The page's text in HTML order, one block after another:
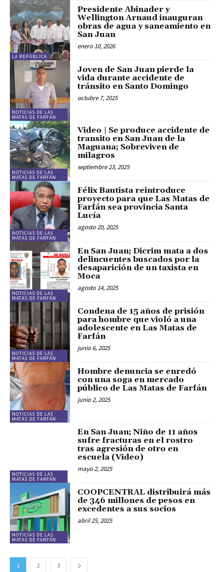
LA REPÚBLICA
Presidente Abinader y
Wellington Arnaud inauguran
obras de agua y saneamiento en
San Juan
enero 10, 2026
NOTICIAS DE LAS
MATAS DE FARFÁN
Joven de San Juan pierde la
vida durante accidente de
tránsito en Santo Domingo
octubre 7, 2025
NOTICIAS DE LAS
MATAS DE FARFÁN
Video | Se produce accidente de
transito en San Juan de la
Maguana; Sobreviven de
milagros
septiembre 23, 2025
NOTICIAS DE LAS
MATAS DE FARFÁN
Félix Bautista reintroduce
proyecto para que Las Matas de
Farfán sea provincia Santa
Lucía
agosto 20, 2025
NOTICIAS DE LAS
MATAS DE FARFÁN
En San Juan; Dicrim mata a dos
delincuentes buscados por la
desaparición de un taxista en
Moca
agosto 14, 2025
NOTICIAS DE LAS
MATAS DE FARFÁN
Condena de 15 años de prisión
para hombre que violó a una
adolescente en Las Matas de
Farfán
junio 6, 2025
NOTICIAS DE LAS
MATAS DE FARFÁN
Hombre denuncia se enredó
con una soga en mercado
público de Las Matas de Farfán
junio 2, 2025
NOTICIAS DE LAS
MATAS DE FARFÁN
En San Juan; Niño de 11 años
sufre fracturas en el rostro
tras agresión de otro en
escuela (Video)
mayo 2, 2025
NOTICIAS DE LAS
MATAS DE FARFÁN
COOPCENTRAL distribuirá más
de 346 millones de pesos en
excedentes a sus socios
abril 25, 2025
1 2 3